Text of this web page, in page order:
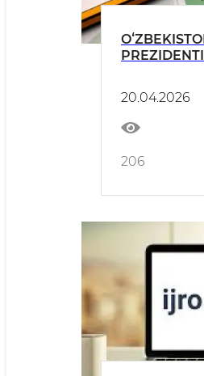
YIL I
HISOBOT
20.04.2026
206